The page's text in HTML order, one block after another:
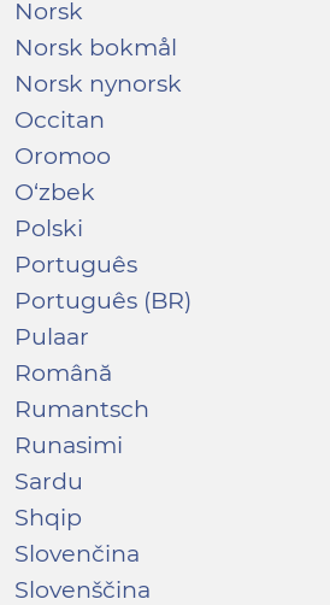
Norsk
Norsk bokmål
Norsk nynorsk
Occitan
Oromoo
O‘zbek
Polski
Português
Português (BR)
Pulaar
Română
Rumantsch
Runasimi
Sardu
Shqip
Slovenčina
Slovenščina